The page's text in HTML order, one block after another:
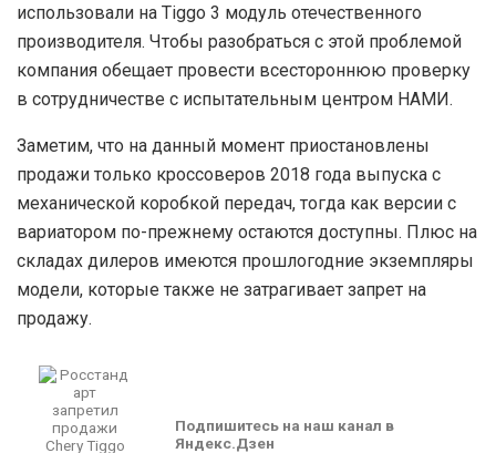
использовали на Tiggo 3 модуль отечественного
производителя. Чтобы разобраться с этой проблемой
компания обещает провести всестороннюю проверку
в сотрудничестве с испытательным центром НАМИ.
Заметим, что на данный момент приостановлены
продажи только кроссоверов 2018 года выпуска с
механической коробкой передач, тогда как версии с
вариатором по-прежнему остаются доступны. Плюс на
складах дилеров имеются прошлогодние экземпляры
модели, которые также не затрагивает запрет на
продажу.
Подпишитесь на наш канал в
Яндекс.Дзен